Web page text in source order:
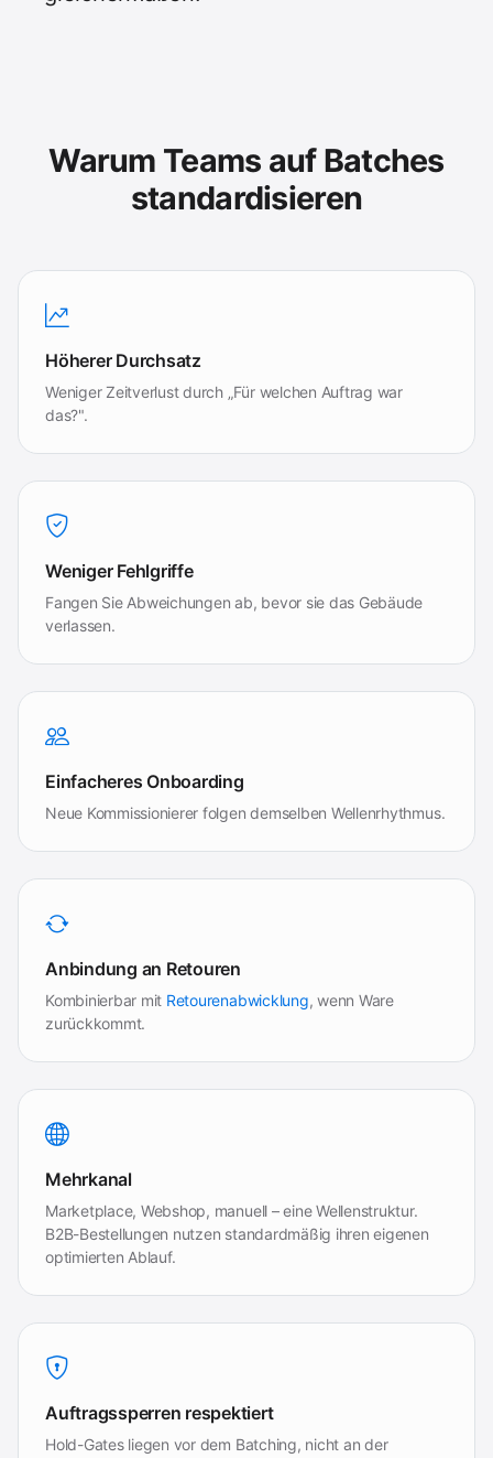
Warum Teams auf Batches
standardisieren
Höherer Durchsatz
Weniger Zeitverlust durch „Für welchen Auftrag war
das?".
Weniger Fehlgriffe
Fangen Sie Abweichungen ab, bevor sie das Gebäude
verlassen.
Einfacheres Onboarding
Neue Kommissionierer folgen demselben Wellenrhythmus.
Anbindung an Retouren
Kombinierbar mit Retourenabwicklung, wenn Ware
zurückkommt.
Mehrkanal
Marketplace, Webshop, manuell – eine Wellenstruktur.
B2B-Bestellungen nutzen standardmäßig ihren eigenen
optimierten Ablauf.
Auftragssperren respektiert
Hold-Gates liegen vor dem Batching, nicht an der